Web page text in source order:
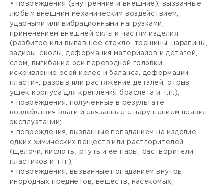
• повреждения (внутренние и внешние), вызванные
любым внешним механическим воздействием,
ударными или вибрационными нагрузками,
применением внешней силы к частям изделия
(разбитое или выпавшее стекло, трещины, царапины,
задиры, сколы, деформация материалов и деталей,
слом, выгибание оси переводной головки,
искривление осей колес и баланса, деформации
пластин, разрыв или растяжение деталей, отрыв
ушек корпуса для крепления браслета и т.п.);
• повреждения, полученные в результате
воздействия влаги и связанные с нарушением правил
эксплуатации;
• повреждения, вызванные попаданием на изделие
едких химических веществ или растворителей
(щелочи, кислоты, ртуть и ее пары, растворители
пластиков и т.п.);
• повреждения, вызванные попаданием внутрь
инородных предметов, веществ, насекомых;